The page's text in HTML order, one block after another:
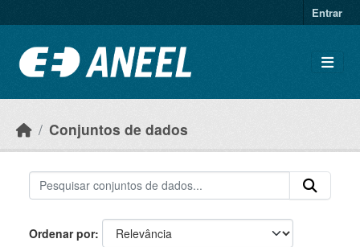
Entrar
Conjuntos de dados
Ordenar por